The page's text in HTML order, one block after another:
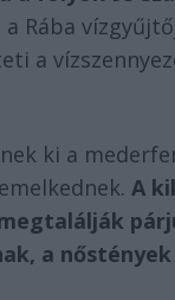
Rába
a
ki a
A
a